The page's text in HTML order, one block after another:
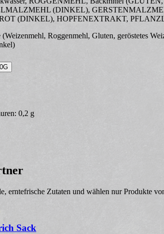
(DINKEL),
(DINKEL), HOPFENEXTRAKT,
Roggenmehl, Gluten, geröstetes
0,2 g
erntefrische Zutaten und wählen nur Produkte
Sack